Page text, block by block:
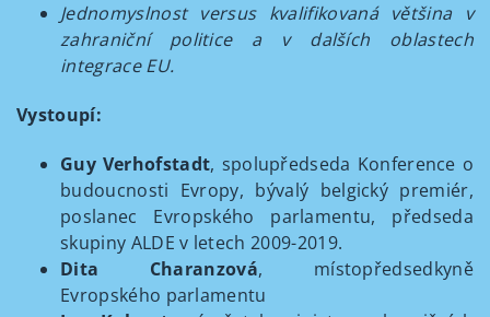
Jednomyslnost versus kvalifikovaná většina v
zahraniční politice a v dalších oblastech
integrace EU.
Vystoupí:
Guy Verhofstadt, spolupředseda Konference o
budoucnosti Evropy, bývalý belgický premiér,
poslanec Evropského parlamentu, předseda
skupiny ALDE v letech 2009-2019.
Dita Charanzová, místopředsedkyně
Evropského parlamentu